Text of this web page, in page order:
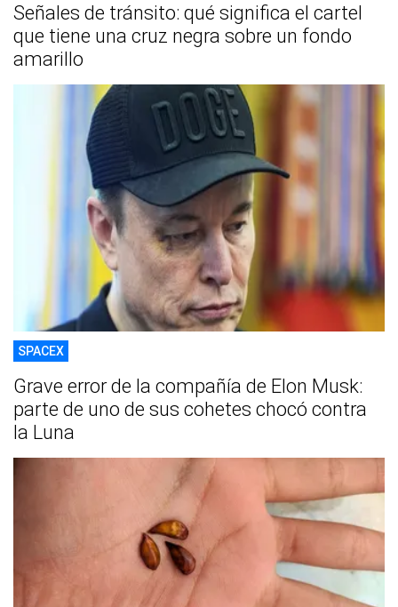
Señales de tránsito: qué significa el cartel
que tiene una cruz negra sobre un fondo
amarillo
SPACEX
Grave error de la compañía de Elon Musk:
parte de uno de sus cohetes chocó contra
la Luna